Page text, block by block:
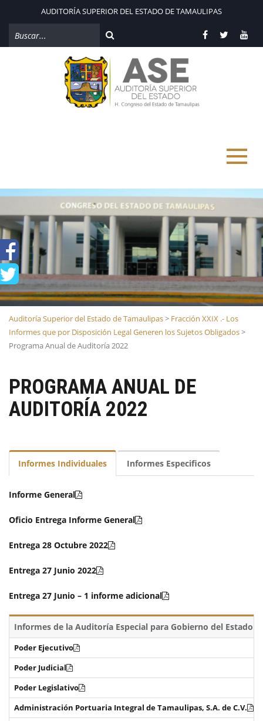
AUDITORÍA SUPERIOR DEL ESTADO DE TAMAULIPAS
Auditoría Superior del Estado de Tamaulipas> Fracción XXIX .- Los
Informes que por Disposición Legal Generen los Sujetos Obligados>
Programa Anual de Auditoría 2022
PROGRAMA ANUAL DE
AUDITORÍA 2022
Informes Individuales Informes Especificos
Informe General
Oficio Entrega Informe General
Entrega 28 Octubre 2022
Entrega 27 Junio 2022
Entrega 27 Junio – 1 informe adicional
Informes de la Auditoría Especial para Gobierno del Estado
Poder Ejecutivo
Poder Judicial
Poder Legislativo
Administración Portuaria Integral de Tamaulipas, S.A. de C.V.